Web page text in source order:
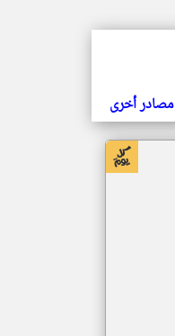
مصادر أخرى